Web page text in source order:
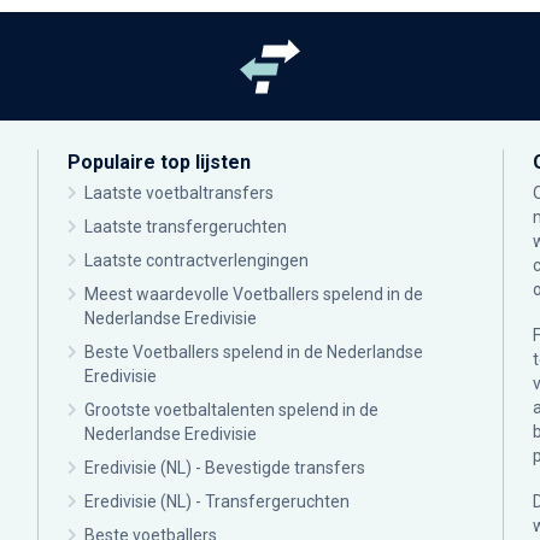
Populaire top lijsten
Laatste voetbaltransfers
Laatste transfergeruchten
Laatste contractverlengingen
Meest waardevolle Voetballers spelend in de
Nederlandse Eredivisie
Beste Voetballers spelend in de Nederlandse
Eredivisie
Grootste voetbaltalenten spelend in de
Nederlandse Eredivisie
Eredivisie (NL) - Bevestigde transfers
Eredivisie (NL) - Transfergeruchten
Beste voetballers